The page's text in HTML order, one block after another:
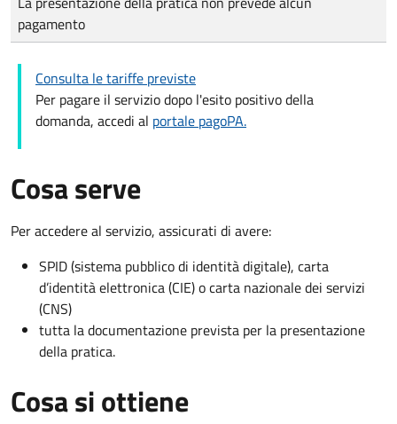
pagamento
Consulta le tariffe previste
Per pagare il servizio dopo l'esito positivo della
domanda, accedi al portale pagoPA.
Cosa serve
Per accedere al servizio, assicurati di avere:
SPID (sistema pubblico di identità digitale), carta
d’identità elettronica (CIE) o carta nazionale dei servizi
(CNS)
tutta la documentazione prevista per la presentazione
della pratica.
Cosa si ottiene